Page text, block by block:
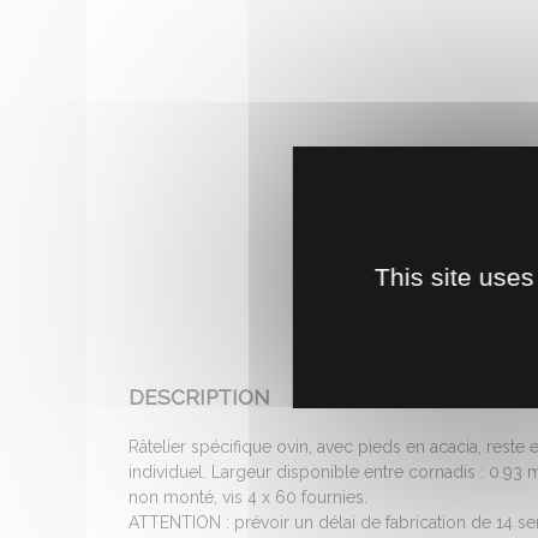
DESCRIPTION
Râtelier spécifique ovin, avec pieds en acacia,
individuel. Largeur disponible entre cornadis : 0.93
non monté, vis 4 x 60 fournies.
ATTENTION : prévoir un délai de fabrication de 14
This site